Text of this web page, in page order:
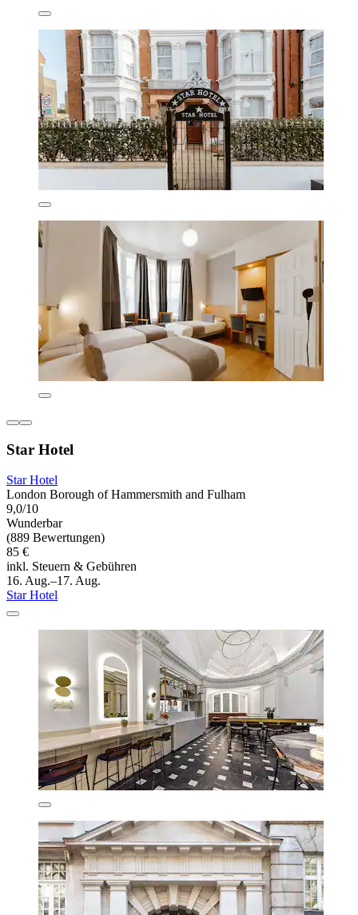
Star Hotel
Star Hotel
London Borough of Hammersmith and Fulham
9,0/10
Wunderbar
(889 Bewertungen)
85 €
inkl. Steuern & Gebühren
16. Aug.–17. Aug.
Star Hotel